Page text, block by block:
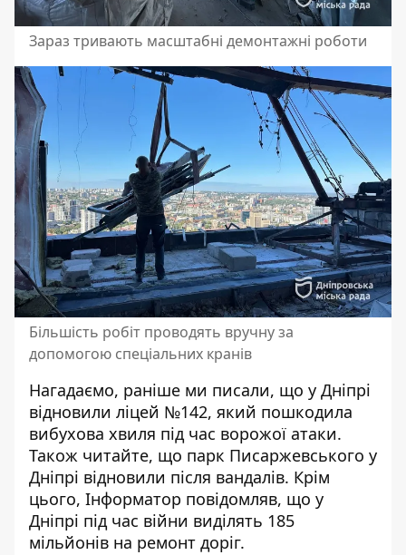
Зараз тривають масштабні демонтажні роботи
Більшість робіт проводять вручну за
допомогою спеціальних кранів
Нагадаємо, раніше ми писали, що у Дніпрі
відновили ліцей №142, який пошкодила
вибухова хвиля під час ворожої атаки.
Також читайте, що парк Писаржевського у
Дніпрі відновили після вандалів. Крім
цього, Інформатор повідомляв, що у
Дніпрі під час війни виділять 185
мільйонів на ремонт доріг.